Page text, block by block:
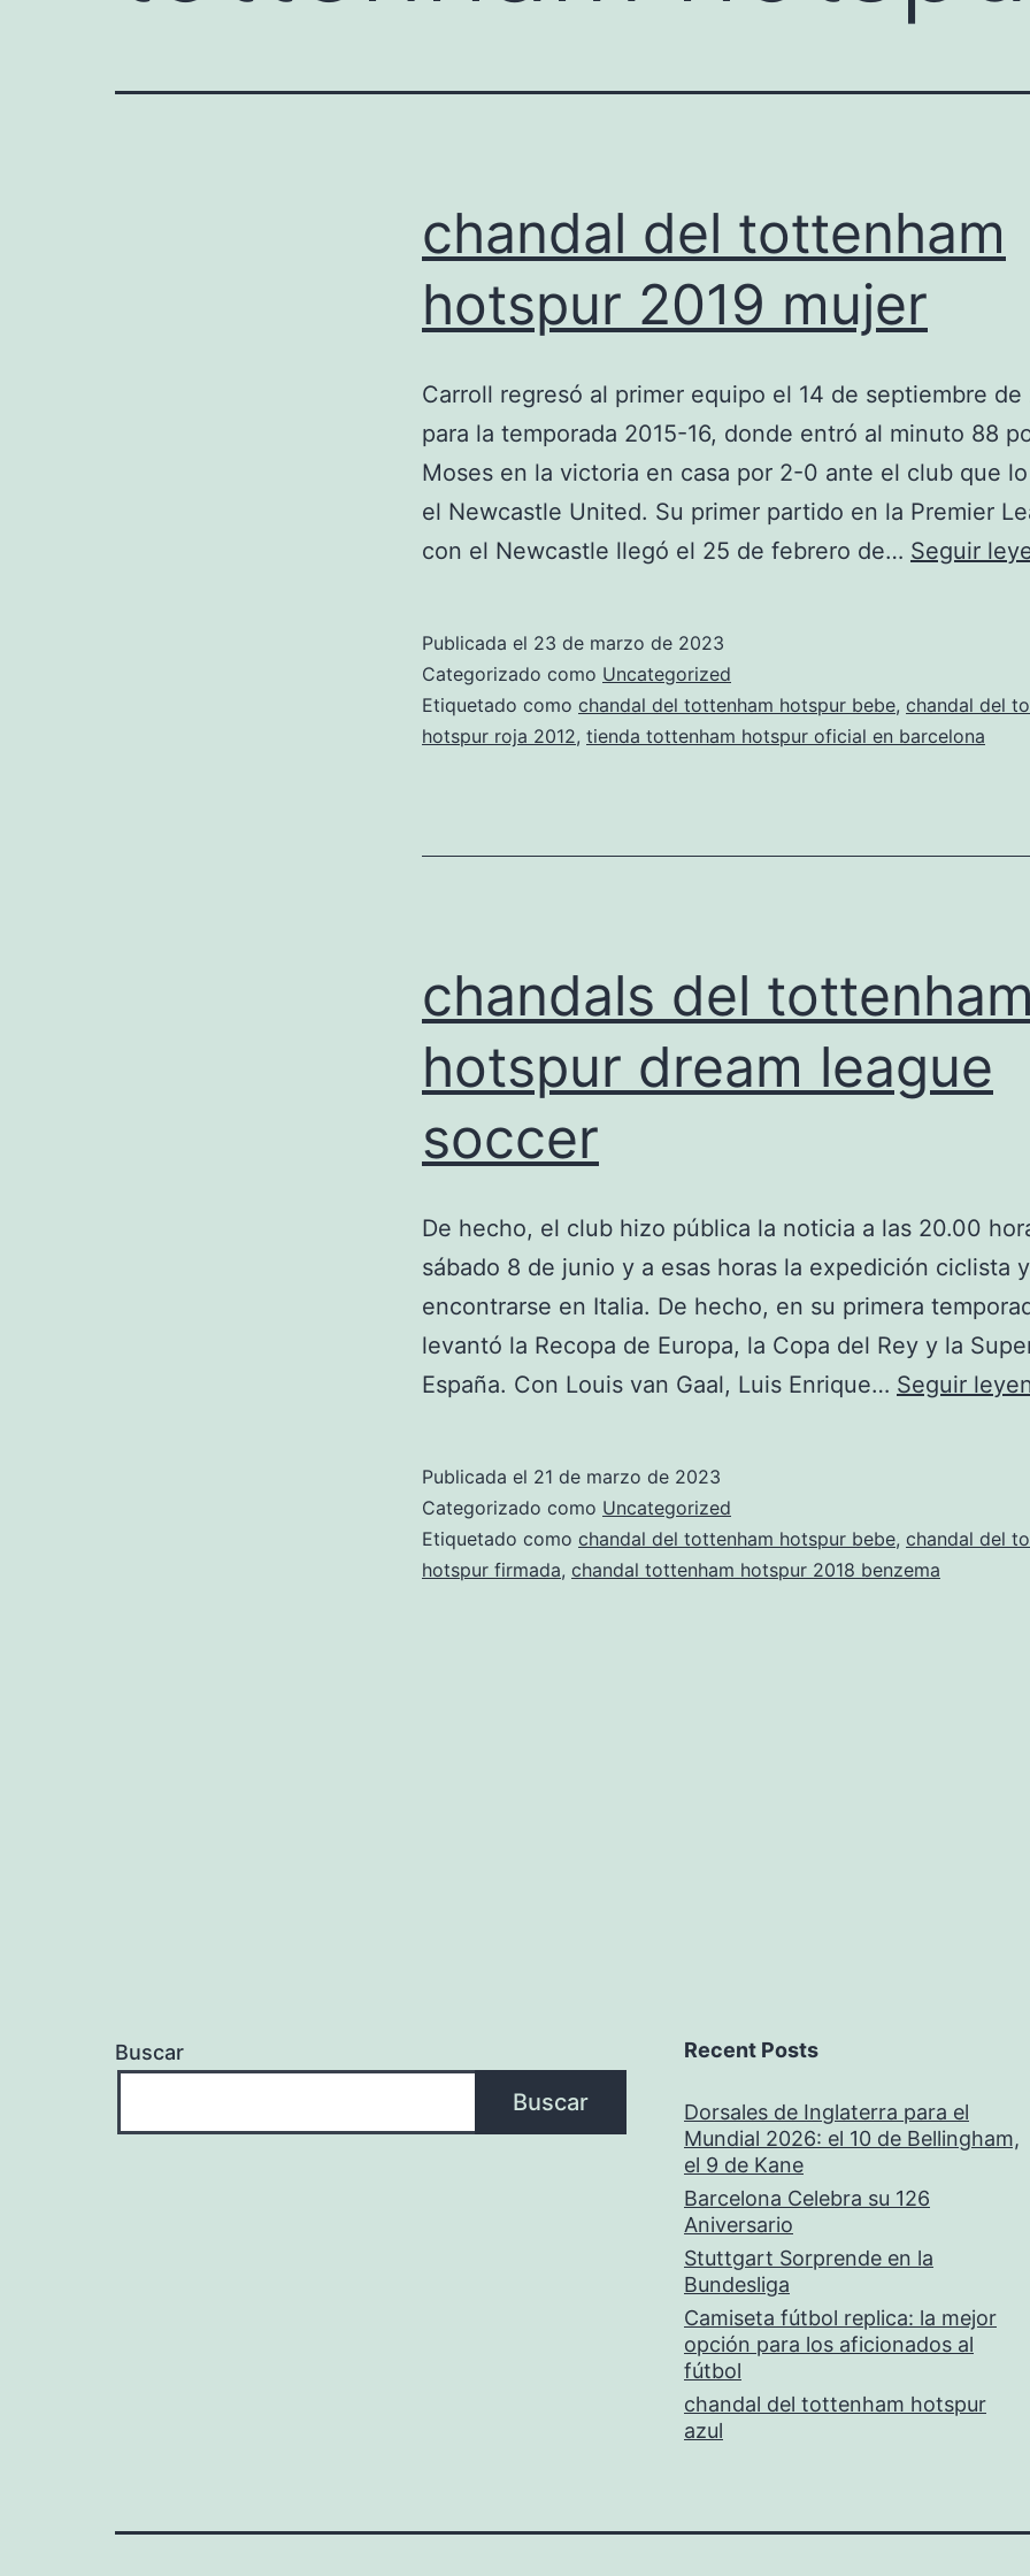
chandal del tottenham
hotspur 2019 mujer
Carroll regresó al primer equipo el 14 de septiembre de
para la temporada 2015-16, donde entró al minuto 88
Moses en la victoria en casa por 2-0 ante el club que
el Newcastle United. Su primer partido en la Premier
con el Newcastle llegó el 25 de febrero de… Seguir
Publicada el 23 de marzo de 2023
Categorizado como Uncategorized
Etiquetado como chandal del tottenham hotspur bebe, chandal del
hotspur roja 2012, tienda tottenham hotspur oficial en barcelona
chandals del tottenham
hotspur dream league
soccer
De hecho, el club hizo pública la noticia a las 20.00
sábado 8 de junio y a esas horas la expedición ciclista
encontrarse en Italia. De hecho, en su primera
levantó la Recopa de Europa, la Copa del Rey y la
España. Con Louis van Gaal, Luis Enrique… Seguir
Publicada el 21 de marzo de 2023
Categorizado como Uncategorized
Etiquetado como chandal del tottenham hotspur bebe, chandal del
hotspur firmada, chandal tottenham hotspur 2018 benzema
Buscar
Buscar
Recent Posts
Dorsales de Inglaterra para el
Mundial 2026: el 10 de Bellingham,
el 9 de Kane
Barcelona Celebra su 126
Aniversario
Stuttgart Sorprende en la
Bundesliga
Camiseta fútbol replica: la mejor
opción para los aficionados al
fútbol
chandal del tottenham hotspur
azul